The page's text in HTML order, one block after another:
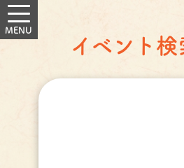
イベント検